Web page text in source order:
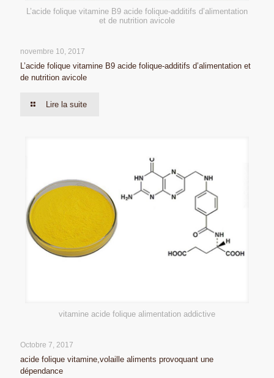
L’acide folique vitamine B9 acide folique-additifs d’alimentation
et de nutrition avicole
novembre 10, 2017
L’acide folique vitamine B9 acide folique-additifs d’alimentation et
de nutrition avicole
Lire la suite
vitamine acide folique alimentation addictive
Octobre 7, 2017
acide folique vitamine,volaille aliments provoquant une
dépendance